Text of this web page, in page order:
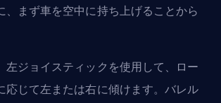
、まず車を空中に持ち上げることから
左ジョイスティックを使用して、ロー
応じて左または右に傾けます。バレル